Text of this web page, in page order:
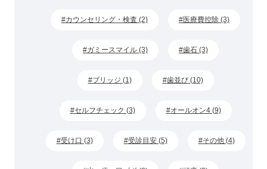
カウンセリング・検査 (2) 医療費控除 (3)
ガミースマイル (3) 歯石 (3)
ブリッジ (1) 歯並び (10)
セルフチェック (3) オールオン4 (9)
受け口 (3) 受診目安 (5) その他 (4)